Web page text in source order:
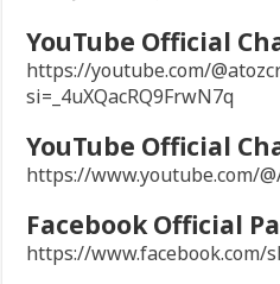
YouTube Official
https://youtube.com/
si=_4uXQacRQ9FrwN7q
YouTube Official
https://www.youtube.com/
Facebook Official
https://www.facebook.com/